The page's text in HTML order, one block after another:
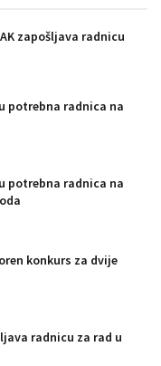
zapošljava radnicu
potrebna radnica na
potrebna radnica na
konkurs za dvije
radnicu za rad u